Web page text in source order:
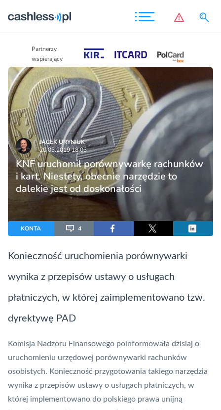
Partnerzy
wspierający
JACEK URYNIUK
20.03.2019 18:03
KNF uruchomił porównywarkę rachunków
i kart. Niestety, obecnie narzędzie to
dalekie jest od doskonałości
KONTA 4
Konieczność uruchomienia porównywarki
wynika z przepisów ustawy o usługach
płatniczych, w której zaimplementowano tzw.
dyrektywę PAD
Komisja Nadzoru Finansowego poinformowała dzisiaj o
uruchomieniu urzędowej porównywarki rachunków
osobistych. Konieczność przygotowania takiego narzędzia
wynika z przepisów ustawy o usługach płatniczych, w
której implementowano do polskiego prawa unijną